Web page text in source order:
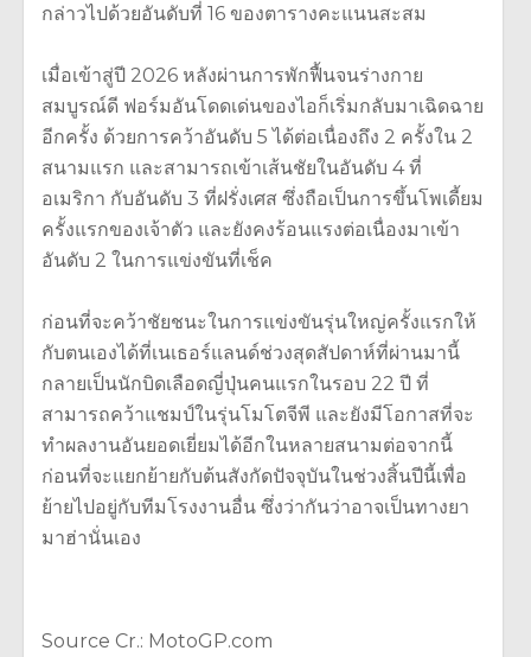
กล่าวไปด้วยอันดับที่ 16 ของตารางคะแนนสะสม
เมื่อเข้าสู่ปี 2026 หลังผ่านการพักฟื้นจนร่างกาย
สมบูรณ์ดี ฟอร์มอันโดดเด่นของไอก็เริ่มกลับมาเฉิดฉาย
อีกครั้ง ด้วยการคว้าอันดับ 5 ได้ต่อเนื่องถึง 2 ครั้งใน 2
สนามแรก และสามารถเข้าเส้นชัยในอันดับ 4 ที่
อเมริกา กับอันดับ 3 ที่ฝรั่งเศส ซึ่งถือเป็นการขึ้นโพเดี้ยม
ครั้งแรกของเจ้าตัว และยังคงร้อนแรงต่อเนื่องมาเข้า
อันดับ 2 ในการแข่งขันที่เช็ค
ก่อนที่จะคว้าชัยชนะในการแข่งขันรุ่นใหญ่ครั้งแรกให้
กับตนเองได้ที่เนเธอร์แลนด์ช่วงสุดสัปดาห์ที่ผ่านมานี้
กลายเป็นนักบิดเลือดญี่ปุ่นคนแรกในรอบ 22 ปี ที่
สามารถคว้าแชมป์ในรุ่นโมโตจีพี และยังมีโอกาสที่จะ
ทำผลงานอันยอดเยี่ยมได้อีกในหลายสนามต่อจากนี้
ก่อนที่จะแยกย้ายกับต้นสังกัดปัจจุบันในช่วงสิ้นปีนี้เพื่อ
ย้ายไปอยู่กับทีมโรงงานอื่น ซึ่งว่ากันว่าอาจเป็นทางยา
มาฮ่านั่นเอง
Source Cr.: MotoGP.com